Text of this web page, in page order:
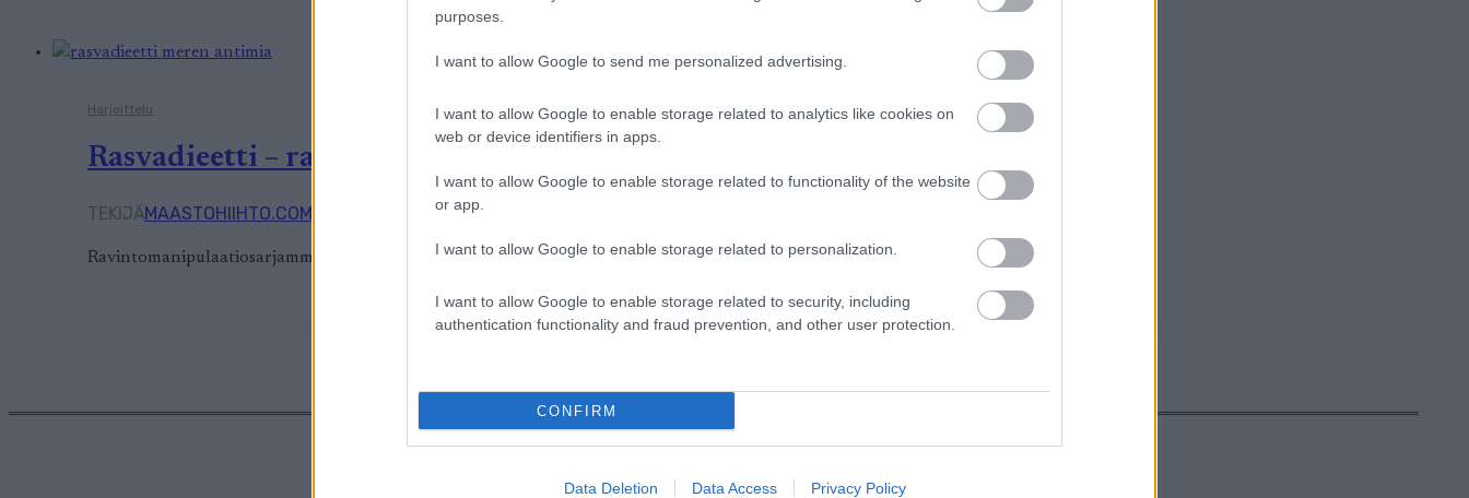
purposes.
I want to allow Google to send me personalized advertising.
I want to allow Google to enable storage related to analytics like cookies on
web or device identifiers in apps.
I want to allow Google to enable storage related to functionality of the website
or app.
I want to allow Google to enable storage related to personalization.
I want to allow Google to enable storage related to security, including
authentication functionality and fraud prevention, and other user protection.
CONFIRM
Data Deletion Data Access Privacy Policy
Harjoittelu
Rasvadieetti – ravintomanipulaatiosarjan osa 3
TEKIJÄMAASTOHIIHTO.COM 25.12.2025
Ravintomanipulaatiosarjamme jatkuu tänään rasvadieetillä eli paneudutaan rasvadieetin vaikutukseen kestävyysurheilijalla.